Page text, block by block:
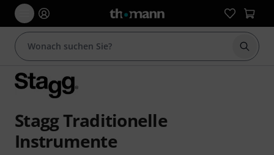
Suche
Stagg Traditionelle
Instrumente